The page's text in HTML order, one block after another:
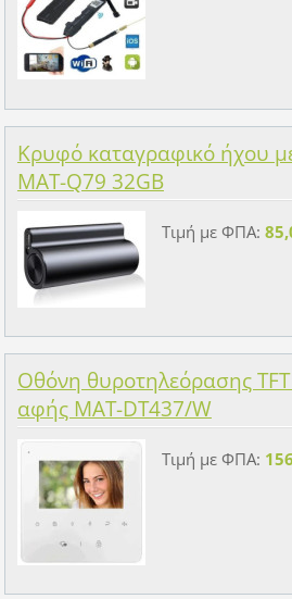
Κρυφό καταγραφικό ήχου
MAT-Q79 32GB
Τιμή με ΦΠΑ:
Οθόνη θυροτηλεόρασης
αφής MAT-DT437/W
Τιμή με ΦΠΑ: